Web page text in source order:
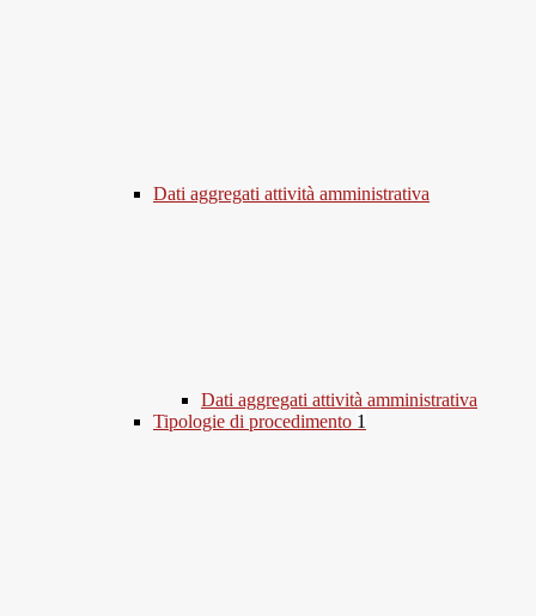
Dati aggregati attività amministrativa
Dati aggregati attività amministrativa
Tipologie di procedimento 1